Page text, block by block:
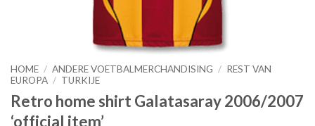
HOME / ANDERE VOETBALMERCHANDISING / REST VAN
EUROPA / TURKIJE
Retro home shirt Galatasaray 2006/2007
‘official item’